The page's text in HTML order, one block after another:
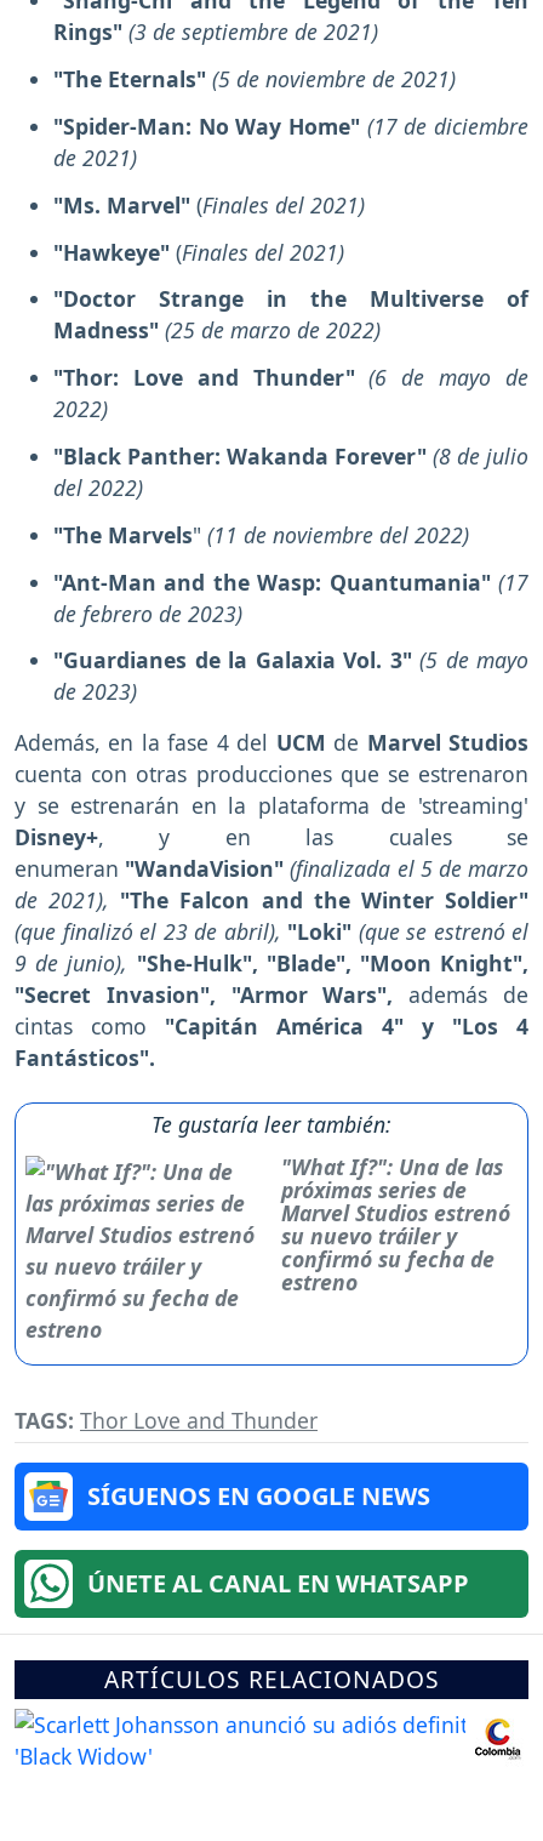
Rings" (3 de septiembre de 2021)
"The Eternals" (5 de noviembre de 2021)
"Spider-Man: No Way Home" (17 de diciembre
de 2021)
"Ms. Marvel" (Finales del 2021)
"Hawkeye" (Finales del 2021)
"Doctor Strange in the Multiverse of
Madness" (25 de marzo de 2022)
"Thor: Love and Thunder" (6 de mayo de
2022)
"Black Panther: Wakanda Forever" (8 de julio
del 2022)
"The Marvels" (11 de noviembre del 2022)
"Ant-Man and the Wasp: Quantumania" (17
de febrero de 2023)
"Guardianes de la Galaxia Vol. 3" (5 de mayo
de 2023)
Además, en la fase 4 del UCM de Marvel Studios
cuenta con otras producciones que se estrenaron
y se estrenarán en la plataforma de 'streaming'
Disney+, y en las cuales se
enumeran "WandaVision" (finalizada el 5 de marzo
de 2021), "The Falcon and the Winter Soldier"
(que finalizó el 23 de abril), "Loki" (que se estrenó el
9 de junio), "She-Hulk", "Blade", "Moon Knight",
"Secret Invasion", "Armor Wars", además de
cintas como "Capitán América 4" y "Los 4
Fantásticos".
Te gustaría leer también:
"What If?": Una de las
próximas series de
Marvel Studios estrenó
su nuevo tráiler y
confirmó su fecha de
estreno
TAGS: Thor Love and Thunder
SÍGUENOS EN GOOGLE NEWS
ÚNETE AL CANAL EN WHATSAPP
ARTÍCULOS RELACIONADOS